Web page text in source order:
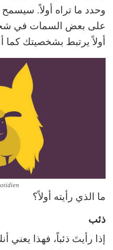
وحدد ما تراه أولاً. سيسمح
على بعض السمات في
أولاً يرتبط بشخصيتك
ما الذي رأيته أولاً؟
ذئب
إذا رأيتَ ذئباً، فهذا يعني